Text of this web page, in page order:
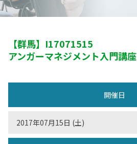
【群馬】 I17071515
アンガーマネジメント入門講座
開催日
2017年07月15日 (土)